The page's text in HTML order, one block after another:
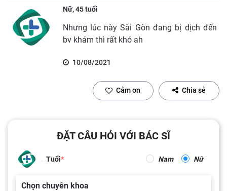
Nữ, 45 tuổi
Nhưng lúc này Sài Gòn đang bị dịch đến
bv khám thì rất khó ah
10/08/2021
Cảm ơn Chia sẻ
ĐẶT CÂU HỎI VỚI BÁC SĨ
Tuổi Nam Nữ
Chọn chuyên khoa